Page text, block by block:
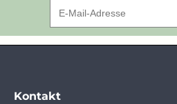
E-
Mail-
Adresse
Kontakt